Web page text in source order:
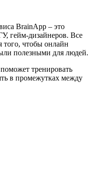
BrainApp – это
гейм-дизайнеров. Все
чтобы онлайн
полезными для людей.
тренировать
в промежутках между